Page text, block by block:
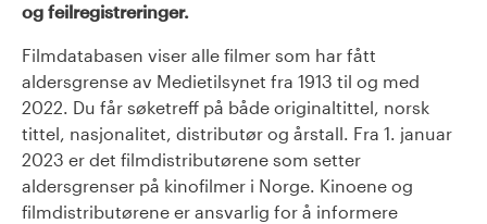
og feilregistreringer.
Filmdatabasen viser alle filmer som har fått
aldersgrense av Medietilsynet fra 1913 til og med
2022. Du får søketreff på både originaltittel, norsk
tittel, nasjonalitet, distributør og årstall. Fra 1. januar
2023 er det filmdistributørene som setter
aldersgrenser på kinofilmer i Norge. Kinoene og
filmdistributørene er ansvarlig for å informere